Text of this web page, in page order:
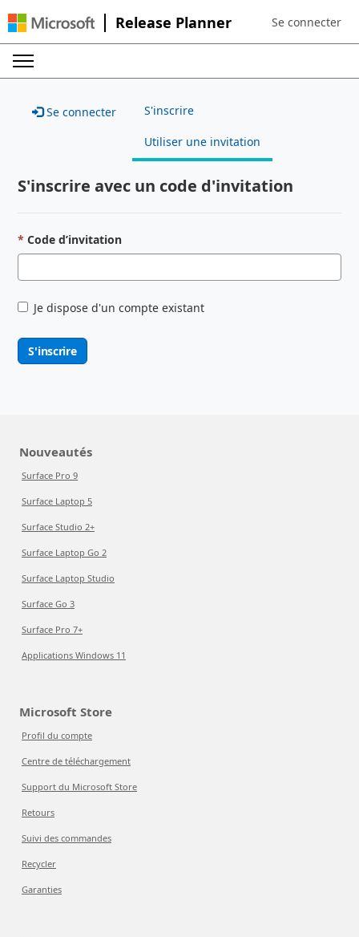
Release Planner Sign in to your
Se connecter
Se connecter S'inscrire
Utiliser une invitation
S'inscrire avec un code d'invitation
Code d’invitation
Je dispose d'un compte existant
S'inscrire
Nouveautés
Surface Pro 9
Surface Laptop 5
Surface Studio 2+
Surface Laptop Go 2
Surface Laptop Studio
Surface Go 3
Surface Pro 7+
Applications Windows 11
Microsoft Store
Profil du compte
Centre de téléchargement
Support du Microsoft Store
Retours
Suivi des commandes
Recycler
Garanties